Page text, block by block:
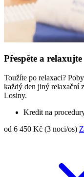
Přespěte a relaxujte
Toužíte po relaxaci?
každý den jiný relaxační
Losiny.
Kredit na
od 6 450 Kč (3 noci/os)